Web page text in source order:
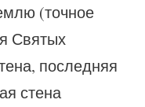
(точное
Святых
последняя
стена